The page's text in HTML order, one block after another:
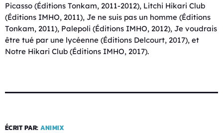
Picasso (Éditions Tonkam, 2011-2012), Litchi Hikari Club
(Éditions IMHO, 2011), Je ne suis pas un homme (Éditions
Tonkam, 2011), Palepoli (Éditions IMHO, 2012), Je voudrais
être tué par une lycéenne (Éditions Delcourt, 2017), et
Notre Hikari Club (Éditions IMHO, 2017).
ÉCRIT PAR: ANIMIX